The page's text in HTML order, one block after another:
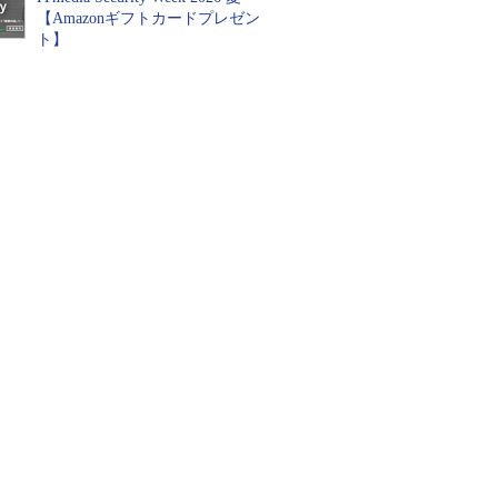
【Amazonギフトカードプレゼン
ト】